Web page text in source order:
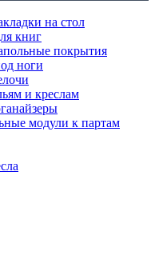
на стол
книг
покрытия
ноги
и креслам
модули к партам